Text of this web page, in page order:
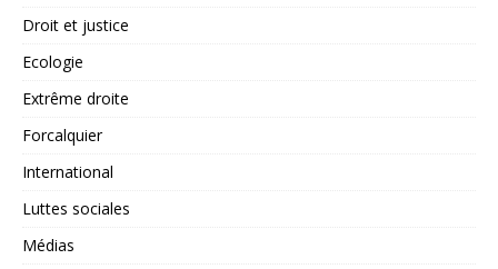
Droit et justice
Ecologie
Extrême droite
Forcalquier
International
Luttes sociales
Médias